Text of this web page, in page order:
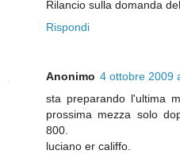
Rilancio sulla domanda
Rispondi
Anonimo 4 ottobre 2009
sta preparando l'ultima
prossima mezza solo
800.
luciano er califfo.